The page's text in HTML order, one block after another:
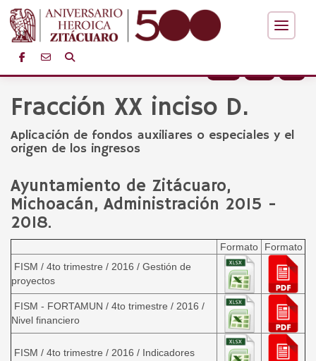
Fracción XX inciso D.
Aplicación de fondos auxiliares o especiales y el
origen de los ingresos
Ayuntamiento de Zitácuaro,
Michoacán, Administración 2015 -
2018.
Formato
Formato
FISM / 4to trimestre / 2016 / Gestión de
proyectos
FISM - FORTAMUN / 4to trimestre / 2016 /
Nivel financiero
FISM / 4to trimestre / 2016 / Indicadores